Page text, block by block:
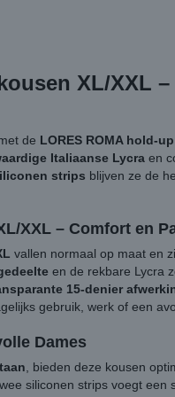
XL/XXL
de LORES ROMA hold-
Italiaanse Lycra en
strips blijven ze de
XXL – Comfort en
vallen normaal op maat en
en de rekbare Lycra
15-denier
gebruik, werk of een
Dames
, bieden deze kousen
siliconen strips voegt een